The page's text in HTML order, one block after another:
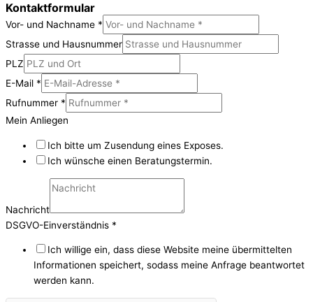
Kontaktformular
Vor- und Nachname *
Strasse und Hausnummer
PLZ
E-Mail *
Rufnummer *
Mein Anliegen
Ich bitte um Zusendung eines Exposes.
Ich wünsche einen Beratungstermin.
Nachricht
DSGVO-Einverständnis *
Ich willige ein, dass diese Website meine übermittelten
Informationen speichert, sodass meine Anfrage beantwortet
werden kann.